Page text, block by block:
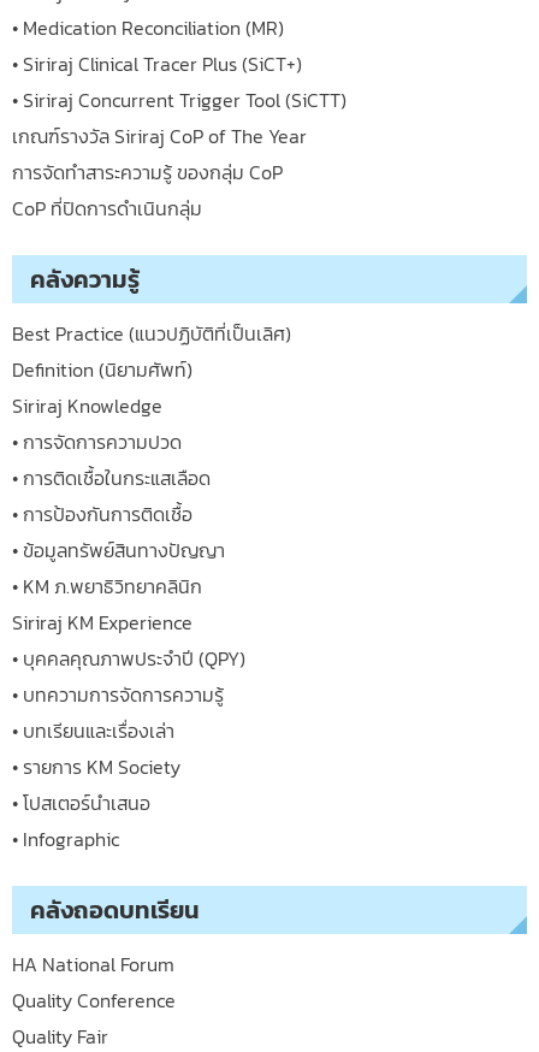
• Medication Reconciliation (MR)
• Siriraj Clinical Tracer Plus (SiCT+)
• Siriraj Concurrent Trigger Tool (SiCTT)
เกณฑ์รางวัล Siriraj CoP of The Year
การจัดทำสาระความรู้ ของกลุ่ม CoP
CoP ที่ปิดการดำเนินกลุ่ม
คลังความรู้
Best Practice (แนวปฏิบัติที่เป็นเลิศ)
Definition (นิยามศัพท์)
Siriraj Knowledge
• การจัดการความปวด
• การติดเชื้อในกระแสเลือด
• การป้องกันการติดเชื้อ
• ข้อมูลทรัพย์สินทางปัญญา
• KM ภ.พยาธิวิทยาคลินิก
Siriraj KM Experience
• บุคคลคุณภาพประจำปี (QPY)
• บทความการจัดการความรู้
• บทเรียนและเรื่องเล่า
• รายการ KM Society
• โปสเตอร์นำเสนอ
• Infographic
คลังถอดบทเรียน
HA National Forum
Quality Conference
Quality Fair